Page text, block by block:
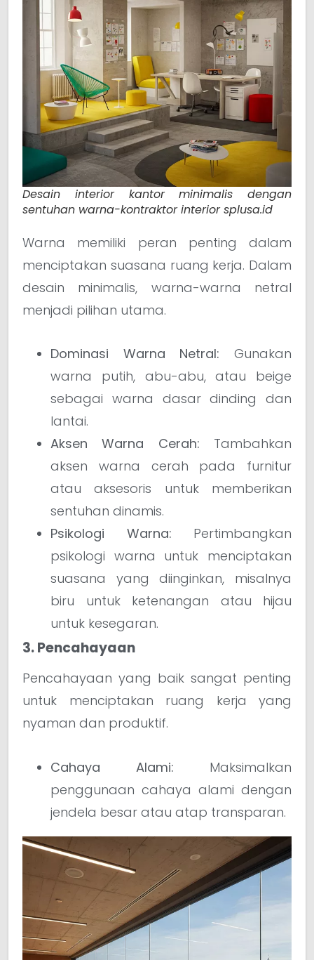
Desain interior kantor minimalis dengan
sentuhan warna-kontraktor interior splusa.id
Warna memiliki peran penting dalam
menciptakan suasana ruang kerja. Dalam
desain minimalis, warna-warna netral
menjadi pilihan utama.
Dominasi Warna Netral: Gunakan
warna putih, abu-abu, atau beige
sebagai warna dasar dinding dan
lantai.
Aksen Warna Cerah: Tambahkan
aksen warna cerah pada furnitur
atau aksesoris untuk memberikan
sentuhan dinamis.
Psikologi Warna: Pertimbangkan
psikologi warna untuk menciptakan
suasana yang diinginkan, misalnya
biru untuk ketenangan atau hijau
untuk kesegaran.
3. Pencahayaan
Pencahayaan yang baik sangat penting
untuk menciptakan ruang kerja yang
nyaman dan produktif.
Cahaya Alami: Maksimalkan
penggunaan cahaya alami dengan
jendela besar atau atap transparan.